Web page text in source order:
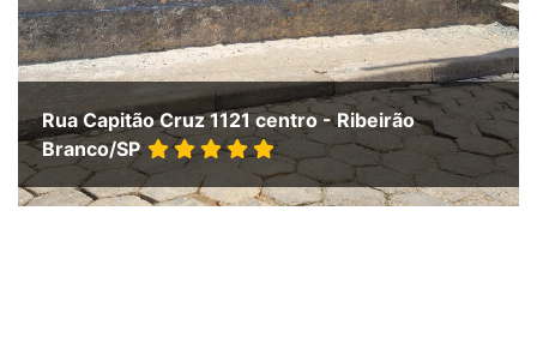
Rua Capitão Cruz 1121 centro - Ribeirão
Branco/SP